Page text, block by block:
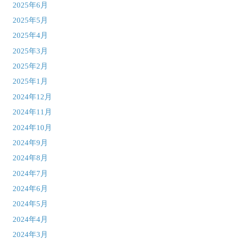
2025年6月
2025年5月
2025年4月
2025年3月
2025年2月
2025年1月
2024年12月
2024年11月
2024年10月
2024年9月
2024年8月
2024年7月
2024年6月
2024年5月
2024年4月
2024年3月